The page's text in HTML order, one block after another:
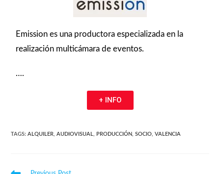
Emission es una productora especializada en la
realización multicámara de eventos.
….
+ INFO
TAGS:ALQUILER AUDIOVISUAL PRODUCCIÓN SOCIO VALENCIA